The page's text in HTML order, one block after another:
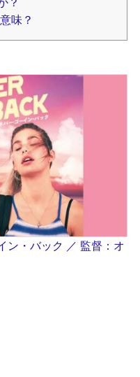
？
味？
ン・バック ／ 監督：オ